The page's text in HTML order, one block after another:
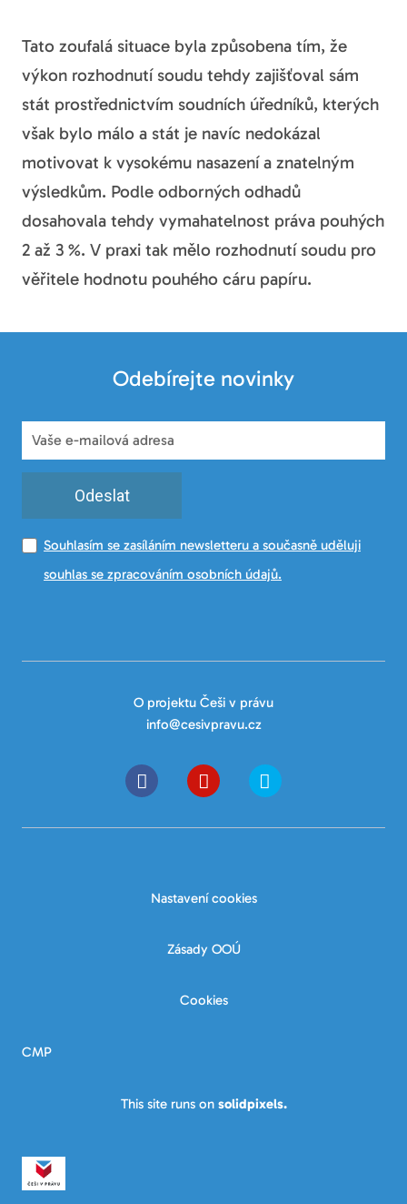
Tato zoufalá situace byla způsobena tím, že
výkon rozhodnutí soudu tehdy zajišťoval sám
stát prostřednictvím soudních úředníků, kterých
však bylo málo a stát je navíc nedokázal
motivovat k vysokému nasazení a znatelným
výsledkům. Podle odborných odhadů
dosahovala tehdy vymahatelnost práva pouhých
2 až 3 %. V praxi tak mělo rozhodnutí soudu pro
věřitele hodnotu pouhého cáru papíru.
Odebírejte novinky
Odeslat
Souhlasím se zasíláním newsletteru a současně uděluji
souhlas se zpracováním osobních údajů.
O projektu Češi v právu
info@cesivpravu.cz
Nastavení cookies
Zásady OOÚ
Cookies
CMP
This site runs on solidpixels.